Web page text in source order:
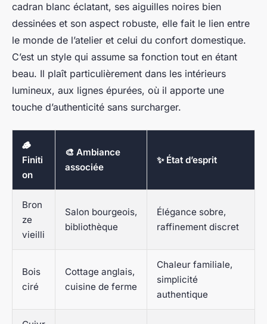
cadran blanc éclatant, ses aiguilles noires bien
dessinées et son aspect robuste, elle fait le lien entre
le monde de l’atelier et celui du confort domestique.
C’est un style qui assume sa fonction tout en étant
beau. Il plaît particulièrement dans les intérieurs
lumineux, aux lignes épurées, où il apporte une
touche d’authenticité sans surcharger.
🪵
Finiti
on
🎨 Ambiance
associée
✨ État d’esprit
Bron
ze
vieilli
Salon bourgeois,
bibliothèque
Élégance sobre,
raffinement discret
Bois
ciré
Cottage anglais,
cuisine de ferme
Chaleur familiale,
simplicité
authentique